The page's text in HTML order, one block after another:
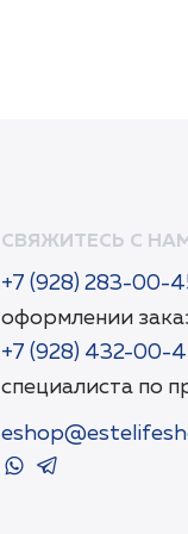
СВЯЖИТЕСЬ С
+7 (928) 283-00-
оформлении
+7 (928) 432-00-
специалиста по